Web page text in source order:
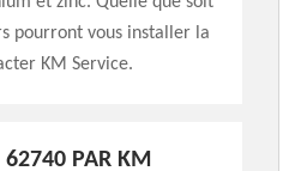
pourront vous installer la
KM Service.
62740 PAR KM